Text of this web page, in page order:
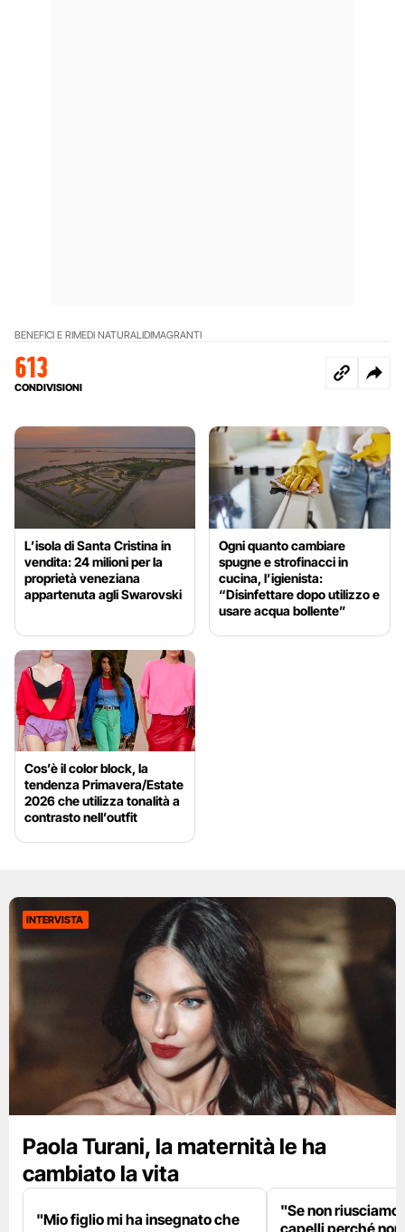
BENEFICI E RIMEDI NATURALIDIMAGRANTI
613
CONDIVISIONI
L’isola di Santa Cristina in
vendita: 24 milioni per la
proprietà veneziana
appartenuta agli Swarovski
Ogni quanto cambiare
spugne e strofinacci in
cucina, l’igienista:
“Disinfettare dopo utilizzo e
usare acqua bollente”
Cos’è il color block, la
tendenza Primavera/Estate
2026 che utilizza tonalità a
contrasto nell’outfit
INTERVISTA
Paola Turani, la maternità le ha
cambiato la vita
"Mio figlio mi ha insegnato che
"Se non riusciamo